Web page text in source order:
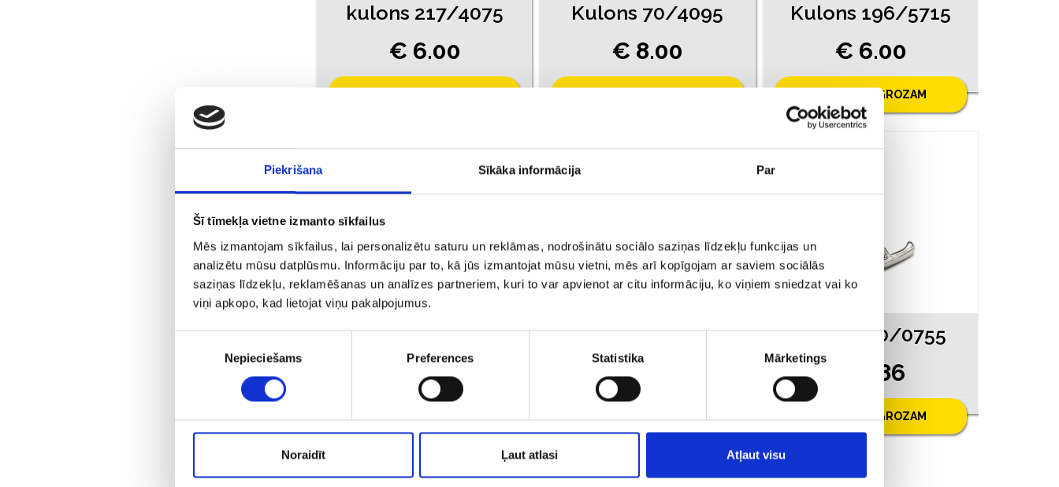
Piekrišana Sīkāka informācija Par
Šī tīmekļa vietne izmanto sīkfailus
Mēs izmantojam sīkfailus, lai personalizētu saturu un reklāmas, nodrošinātu sociālo saziņas līdzekļu funkcijas un
analizētu mūsu datplūsmu. Informāciju par to, kā jūs izmantojat mūsu vietni, mēs arī kopīgojam ar saviem sociālās
saziņas līdzekļu, reklamēšanas un analīzes partneriem, kuri to var apvienot ar citu informāciju, ko viņiem sniedzat vai ko
viņi apkopo, kad lietojat viņu pakalpojumus.
Nepieciešams Preferences Statistika Mārketings
Noraidīt Ļaut atlasi Atļaut visu
kulons 217/4075
€ 6.00
Kulons 70/4095
€ 8.00
Kulons 196/5715
€ 6.00
PIEVIENOT GROZAM
Kulons j8la9313-5
€ 7.00
AKCIJA
Kulons 293-3453
€ 2.00
Kulons 20/0755
€ 7.86
PIEVIENOT GROZAM